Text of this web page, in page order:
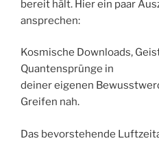
bereit hält. Hier ein paar
ansprechen:
Kosmische Downloads,
Quantensprünge in
deiner eigenen
Greifen nah.
Das bevorstehende